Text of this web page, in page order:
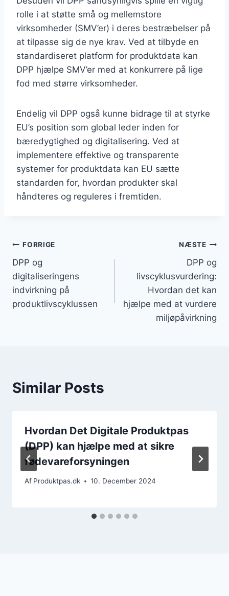
rolle i at støtte små og mellemstore
virksomheder (SMV’er) i deres bestræbelser på
at tilpasse sig de nye krav. Ved at tilbyde en
standardiseret platform for produktdata kan
DPP hjælpe SMV’er med at konkurrere på lige
fod med større virksomheder.
Endelig vil DPP også kunne bidrage til at styrke
EU’s position som global leder inden for
bæredygtighed og digitalisering. Ved at
implementere effektive og transparente
systemer for produktdata kan EU sætte
standarden for, hvordan produkter skal
håndteres og reguleres i fremtiden.
Post
navigation
FORRIGE
DPP og
digitaliseringens
indvirkning på
produktlivscyklussen
NÆSTE
DPP og
livscyklusvurdering:
Hvordan det kan
hjælpe med at vurdere
miljøpåvirkning
Similar Posts
Hvordan Det Digitale Produktpas
(DPP) kan hjælpe med at sikre
fødevareforsyningen
Af Produktpas.dk 10. December 2024